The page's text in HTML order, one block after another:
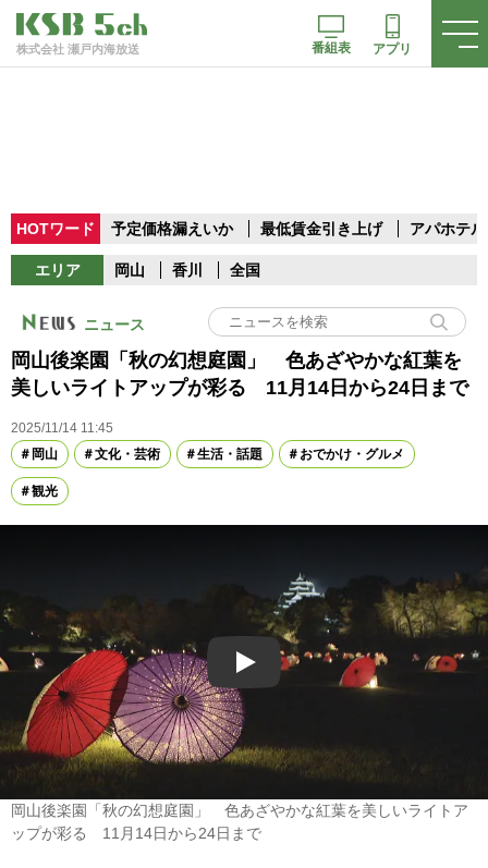
株式会社 瀬戸内海放送 番組表 アプリ
HOTワード 予定価格漏えいか 最低賃金引き上げ アパホテル
エリア 岡山 香川 全国
ニュース
岡山後楽園「秋の幻想庭園」 色あざやかな紅葉を
美しいライトアップが彩る 11月14日から24日まで
2025/11/14 11:45
岡山
文化・芸術 生活・話題 おでかけ・グルメ
観光
Play
岡山後楽園「秋の幻想庭園」 色あざやかな紅葉を美しいライトア
ップが彩る 11月14日から24日まで